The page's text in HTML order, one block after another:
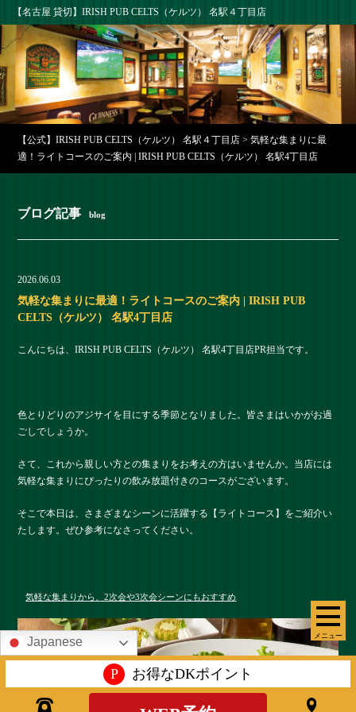
【名古屋 貸切】IRISH PUB CELTS（ケルツ） 名駅４丁目店
メニュー
【公式】IRISH PUB CELTS（ケルツ） 名駅４丁目店 >気軽な集まりに最
適！ライトコースのご案内 | IRISH PUB CELTS（ケルツ） 名駅4丁目店
ブログ記事 blog
2026.06.03
気軽な集まりに最適！ライトコースのご案内 | IRISH PUB
CELTS（ケルツ） 名駅4丁目店
こんにちは、IRISH PUB CELTS（ケルツ） 名駅4丁目店PR担当です。
色とりどりのアジサイを目にする季節となりました。皆さまはいかがお過
ごしでしょうか。
さて、これから親しい方との集まりをお考えの方はいませんか。当店には
気軽な集まりにぴったりの飲み放題付きのコースがございます。
そこで本日は、さまざまなシーンに活躍する【ライトコース】をご紹介い
たします。ぜひ参考になさってください。
気軽な集まりから、2次会や3次会シーンにもおすすめ
Japanese
P お得なDKポイント